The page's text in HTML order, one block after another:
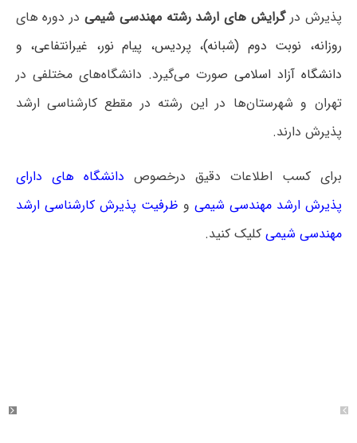
پذیرش درگرایش های ارشد رشته مهندسی شیمی در دوره های
روزانه، نوبت دوم (شبانه)، پردیس، پیام نور، غیرانتفاعی، و
دانشگاه آزاد اسلامی صورت می‌گیرد. دانشگاه‌های مختلفی در
تهران و شهرستان‌ها در این رشته در مقطع کارشناسی ارشد
پذیرش دارند.
برای کسب اطلاعات دقیق درخصوص دانشگاه های دارای
پذیرش ارشد مهندسی شیمی و ظرفیت پذیرش کارشناسی ارشد
مهندسی شیمی کلیک کنید.